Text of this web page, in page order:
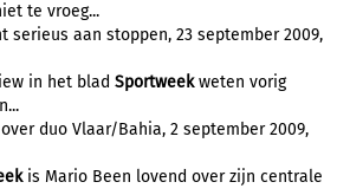
te vroeg...
serieus aan stoppen, 23 september 2009,
in het blad Sportweekweten vorig
duo Vlaar/Bahia, 2 september 2009,
is Mario Been lovend over zijn centrale